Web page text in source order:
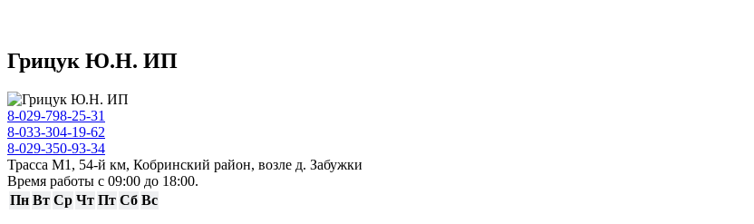
Грицук Ю.Н. ИП
8-029-798-25-31
8-033-304-19-62
8-029-350-93-34
Трасса М1, 54-й км, Кобринский район, возле д. Забужки
Время работы с 09:00 до 18:00.
Пн Вт Ср Чт Пт Сб Вс